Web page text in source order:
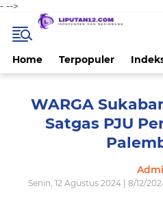
- -->
Home Terpopuler
WARGA
Satgas PJU
Senin, 12 Agustus 2024 | 8/12/